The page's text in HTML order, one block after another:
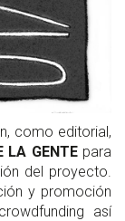
como editorial,
LA GENTE para
del proyecto.
y promoción
así